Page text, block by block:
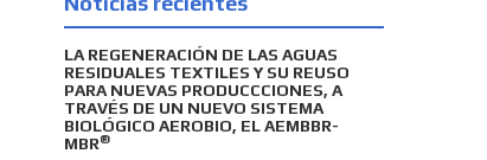
LA REGENERACIÓN DE LAS AGUAS
RESIDUALES TEXTILES Y SU REUSO
PARA NUEVAS PRODUCCCIONES, A
TRAVÉS DE UN NUEVO SISTEMA
BIOLÓGICO AEROBIO, EL AEMBBR-
MBR®